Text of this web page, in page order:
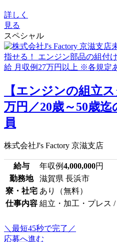
詳しく
見る
スペシャル
【エンジンの組立
万円／20歳～50歳
員
株式会社J's Factory 京滋支店
給与 年収例4,000,000円
勤務地
滋賀県 長浜市
寮・社宅 あり（無料）
仕事内容 組立・加工・プレス
＼最短45秒で完了／
応募へ進む